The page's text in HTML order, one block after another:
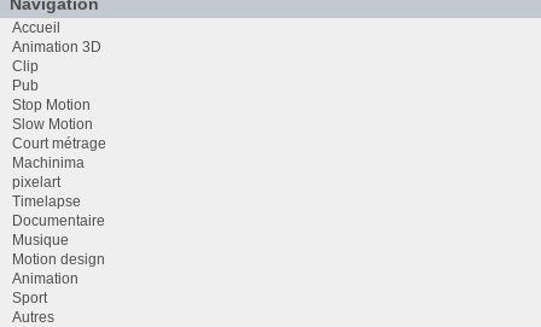
Navigation
Accueil
Animation 3D
Clip
Pub
Stop Motion
Slow Motion
Court métrage
Machinima
pixelart
Timelapse
Documentaire
Musique
Motion design
Animation
Sport
Autres